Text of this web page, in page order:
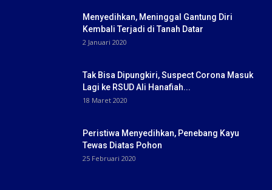
Menyedihkan, Meninggal Gantung Diri
Kembali Terjadi di Tanah Datar
2 Januari 2020
Tak Bisa Dipungkiri, Suspect Corona Masuk
Lagi ke RSUD Ali Hanafiah...
18 Maret 2020
Peristiwa Menyedihkan, Penebang Kayu
Tewas Diatas Pohon
25 Februari 2020